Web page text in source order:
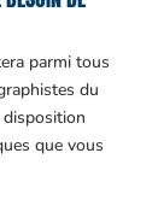
parmi tous
du
que vous